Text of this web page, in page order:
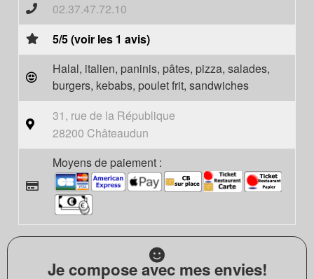
02.37.47.72.10
5/5 (voir les 1 avis)
Halal, italien, paninis, pâtes, pizza, salades,
burgers, kebabs, poulet frit, sandwiches
31, rue de la République
28200 Châteaudun
Moyens de paiement :
Je compose avec mes envies!